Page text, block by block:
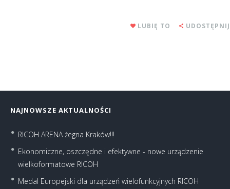
LUBIĘ TO UDOSTĘPNIJ
NAJNOWSZE AKTUALNOŚCI
RICOH ARENA żegna Kraków!!!
Ekonomiczne, oszczędne i efektywne - nowe urządzenie
wielkoformatowe RICOH
Medal Europejski dla urządzeń wielofunkcyjnych RICOH